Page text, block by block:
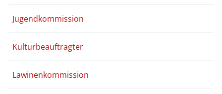
Jugendkommission
Kulturbeauftragter
Lawinenkommission